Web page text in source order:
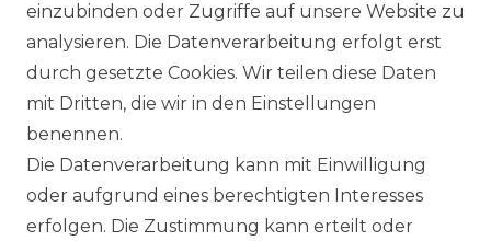
KONTAKT
ANFAHRT
WIDERRUFS­FORMULAR
einzubinden oder Zugriffe auf unsere Website zu
analysieren. Die Datenverarbeitung erfolgt erst
durch gesetzte Cookies. Wir teilen diese Daten
mit Dritten, die wir in den Einstellungen
benennen.
Die Datenverarbeitung kann mit Einwilligung
oder aufgrund eines berechtigten Interesses
erfolgen. Die Zustimmung kann erteilt oder